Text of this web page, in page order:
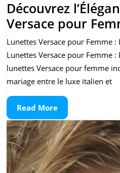
Découvrez
Versace pour
Lunettes Versace pour Femme :
Lunettes Versace pour Femme :
lunettes Versace pour femme
mariage entre le luxe italien et
Read MoreRead
More